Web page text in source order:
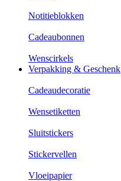
Notitieblokken
Cadeaubonnen
Wenscirkels
Verpakking & Geschenk
Cadeaudecoratie
Wensetiketten
Sluitstickers
Stickervellen
Vloeipapier